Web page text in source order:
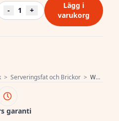
> Serveringsfat och Brickor > Woodsea Pizza L - Ekträ Pizzaplatta Rund Ø35 cm 1208971583
- 1 +
Lägg i
varukorg
garanti